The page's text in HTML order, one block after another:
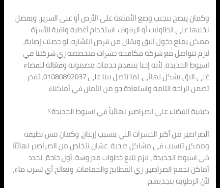
وكمان ينصح بتجنب وضع الأمتعة على الأرض أو على السرير، ويفضل
نخليها على الطاولات أو الرفوف. استخدام أغطية واقية للأسرّة
ممكن يمنع دخول البق ويقلل من فرص انتشاره. لو حصلت إصابة،
لازم تتواصل مع شركة مكافحة حشرات متخصصة زي شركتنا في
اسيوط الجديدة، لأنه إحنا بنتقدم خدمات مضمونة وفعّالة للقضاء
على البق بشكل نهائي. لما تتصل بينا على 01080892037، تقدر
تضمن الراحة التامة واستعادة جو من الأمان في أماكنك.
كيفية القضاء على الصراصير نهائياً في اسيوط الجديدة؟
الصراصير من أكثر الحشرات اللي بتسبب إزعاج، وكمان مش نظيفة
وممكن تتسبب في مشاكل صحية. عشان نتخلص من الصراصير نهائيًا
في اسيوط الجديدة ، لازم نتبع خطوات مدروسة. أول حاجة، نحدد
أماكن تجمع الصراصير، زي المطابخ والحمامات، ونعالج أي تسرب ماء،
لأن الرطوبة بتجذبهم.